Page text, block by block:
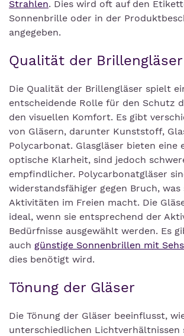
Strahlen. Dies wird oft auf den
Sonnenbrille oder in der
angegeben.
Qualität der Brillengläser
Die Qualität der Brillengläser spielt
entscheidende Rolle für den Schutz
den visuellen Komfort. Es gibt
von Gläsern, darunter Kunststoff,
Polycarbonat. Glasgläser bieten eine
optische Klarheit, sind jedoch
empfindlicher. Polycarbonatgläser
widerstandsfähiger gegen Bruch, was
Aktivitäten im Freien macht. Die
ideal, wenn sie entsprechend der
Bedürfnisse ausgewählt werden. Es
auch günstige Sonnenbrillen mit
dies benötigt wird.
Tönung der Gläser
Die Tönung der Gläser beeinflusst,
unterschiedlichen Lichtverhältnissen